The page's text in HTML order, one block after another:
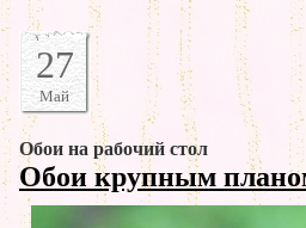
27
Май
Обои на рабочий стол
Обои крупным